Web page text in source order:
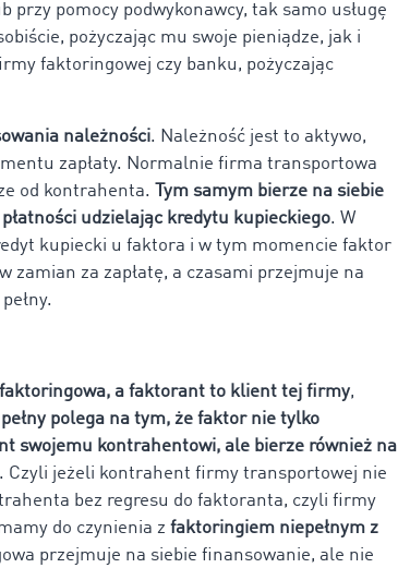
przy pomocy podwykonawcy, tak samo usługę
pożyczając mu swoje pieniądze, jak i
faktoringowej czy banku, pożyczając
należności. Należność jest to aktywo,
zapłaty. Normalnie firma transportowa
od kontrahenta.
Tym samym bierze na siebie
udzielając kredytu kupieckiego. W
kupiecki u faktora i w tym momencie faktor
zamian za zapłatę, a czasami przejmuje na
a faktorant to klient tej firmy,
polega na tym, że faktor nie tylko
swojemu kontrahentowi, ale bierze również na
. Czyli jeżeli kontrahent firmy transportowej nie
bez regresu do faktoranta, czyli firmy
do czynienia z faktoringiem niepełnym z
przejmuje na siebie finansowanie, ale nie